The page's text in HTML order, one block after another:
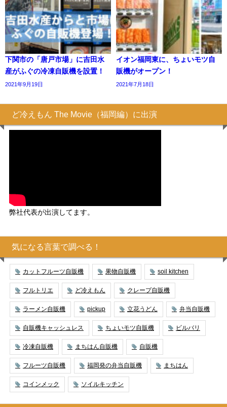
下関市の「唐戸市場」に吉田水
産がふぐの冷凍自販機を設置！
2021年9月19日
イオン福岡東に、ちょいモツ自
販機がオープン！
2021年7月18日
ど冷えもん The Movie（福岡編）に出演
弊社代表が出演してます。
気になる言葉で調べる！
カットフルーツ自販機 果物自販機 soil kitchen
フルトリエ ど冷えもん クレープ自販機
ラーメン自販機 pickup 立花うどん 弁当自販機
自販機キャッシュレス ちょいモツ自販機 ビルバリ
冷凍自販機 まちはん自販機 自販機
フルーツ自販機 福岡発の弁当自販機 まちはん
コインメック ソイルキッチン